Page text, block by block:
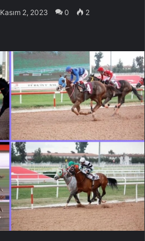
Kasım 2, 2023 0 2